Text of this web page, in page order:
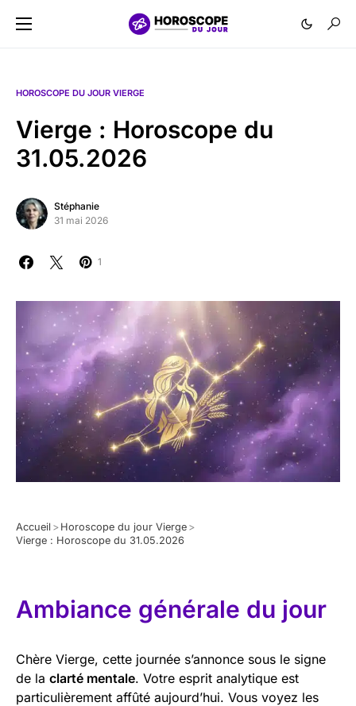
HOROSCOPE DU JOUR VIERGE
Vierge : Horoscope du
31.05.2026
Stéphanie
31 mai 2026
1
Accueil > Horoscope du jour Vierge >
Vierge : Horoscope du 31.05.2026
Ambiance générale du jour
Chère Vierge, cette journée s’annonce sous le signe
de la clarté mentale. Votre esprit analytique est
particulièrement affûté aujourd’hui. Vous voyez les